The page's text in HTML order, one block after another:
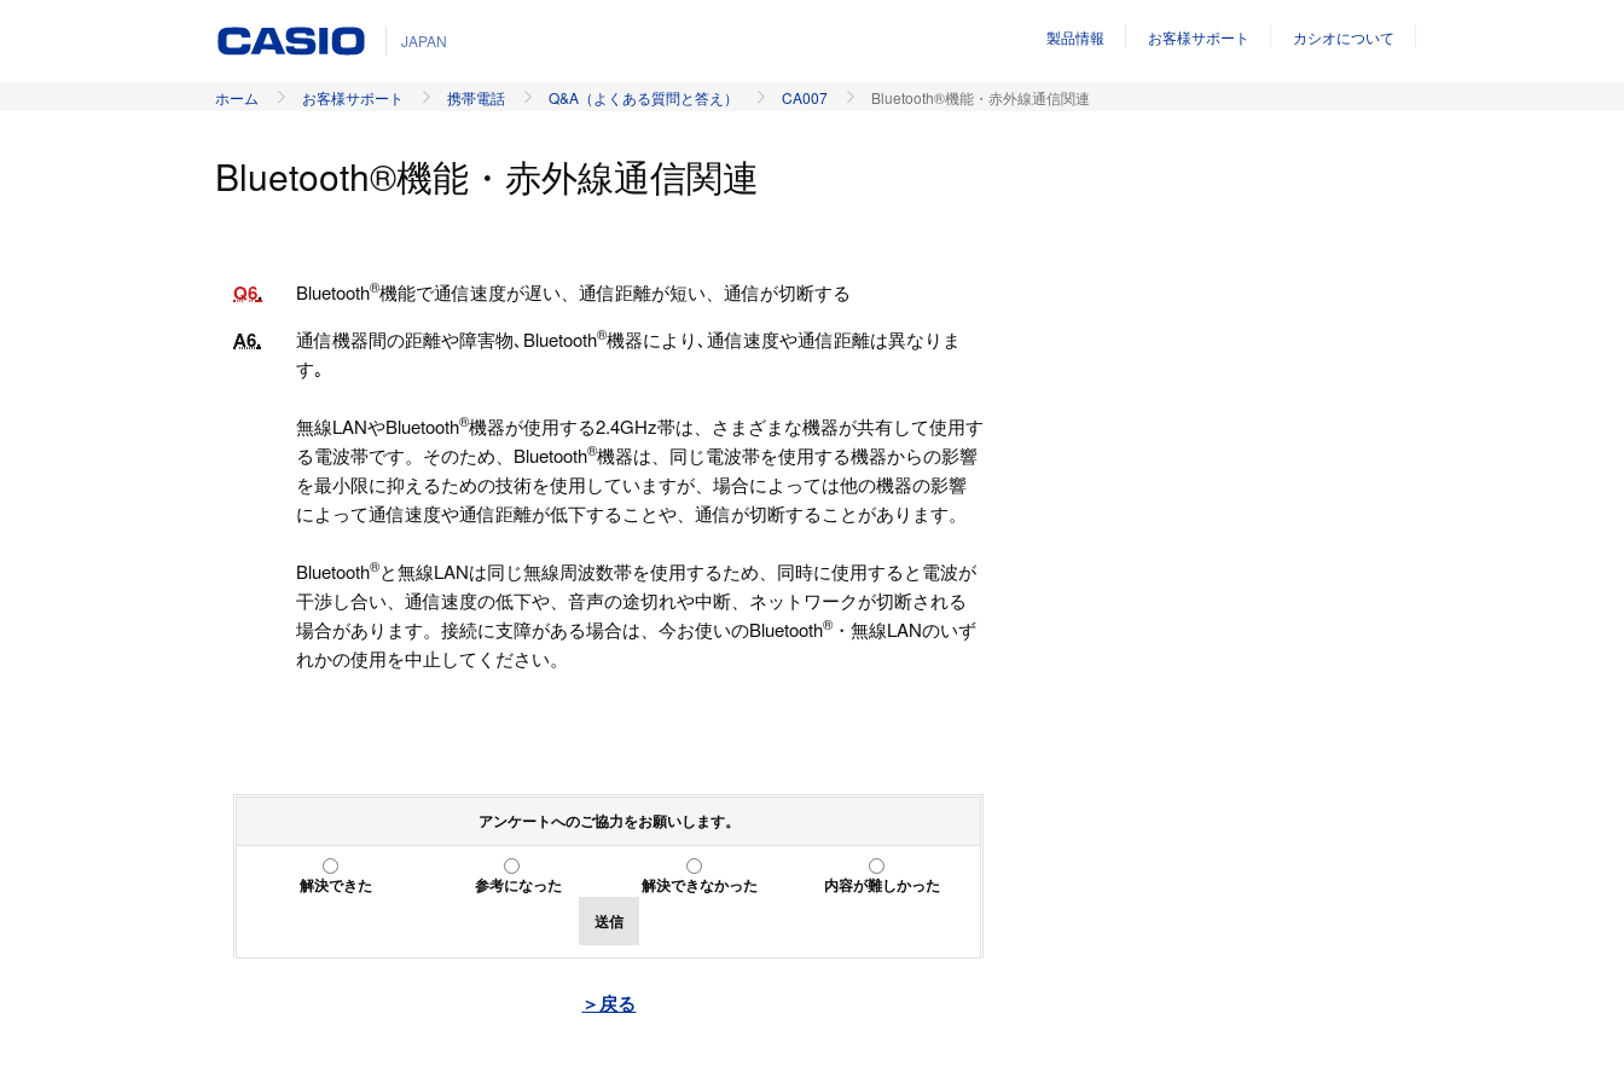
JAPAN 製品情報 お客様サポート カシオについて
ホーム お客様サポート 携帯電話 Q&A（よくある質問と答え） CA007 Bluetooth®機能・赤外線通信関連
Bluetooth®機能・赤外線通信関連
Q6 Bluetooth®機能で通信速度が遅い、通信距離が短い、通信が切断する
A6 通信機器間の距離や障害物､Bluetooth®機器により､通信速度や通信距離は異なりま
す｡
無線LANやBluetooth®機器が使用する2.4GHz帯は、さまざまな機器が共有して使用す
る電波帯です。そのため、Bluetooth®機器は、同じ電波帯を使用する機器からの影響
を最小限に抑えるための技術を使用していますが、場合によっては他の機器の影響
によって通信速度や通信距離が低下することや、通信が切断することがあります。
Bluetooth®と無線LANは同じ無線周波数帯を使用するため、同時に使用すると電波が
干渉し合い、通信速度の低下や、音声の途切れや中断、ネットワークが切断される
場合があります。接続に支障がある場合は、今お使いのBluetooth® ・無線LANのいず
れかの使用を中止してください。
アンケートへのご協力をお願いします。
解決できた 参考になった 解決できなかった
内容が難しかった
送信
＞戻る